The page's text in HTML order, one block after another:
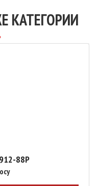
КАТЕГОРИИ
88P